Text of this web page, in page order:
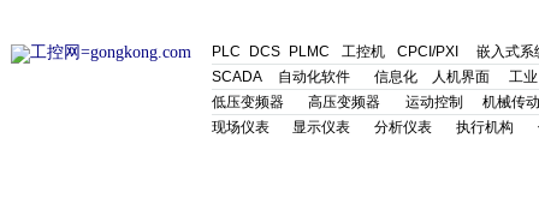
PLC
DCS PLMC 工控机 CPCI /PXI
嵌入式系
SCADA
自动化软件 信息化 人机界面
工
低压变频器
高压变频器 运动控制
机械传动
现场仪表
显示仪表 分析仪表 执行机构